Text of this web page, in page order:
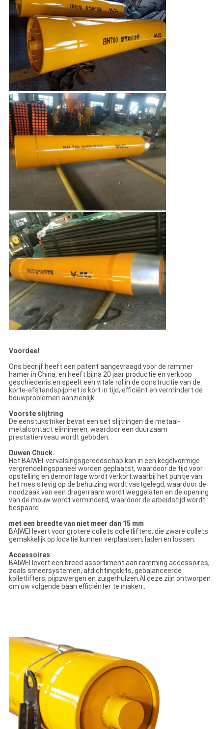
Voordeel
Ons bedrijf heeft een patent aangevraagd voor de rammer
hamer in China, en heeft bijna 20 jaar productie en verkoop
geschiedenis.en speelt een vitale rol in de constructie van de
korte-afstandspijpHet is kort in tijd, efficiënt en vermindert de
bouwproblemen aanzienlijk.
Voorste slijtring
De eenstukstriker bevat een set slijtringen die metaal-
metalcontact elimineren, waardoor een duurzaam
prestatieniveau wordt geboden.
Duwen Chuck.
Het BAIWEI-vervalsingsgereedschap kan in een kegelvormige
vergrendelingspaneel worden geplaatst, waardoor de tijd voor
opstelling en demontage wordt verkort.waarbij het puntje van
het mes stevig op de behuizing wordt vastgelegd, waardoor de
noodzaak van een dragerraam wordt weggelaten en de opening
van de mouw wordt verminderd, waardoor de arbeidstijd wordt
bespaard.
met een breedte van niet meer dan 15 mm
BAIWEI levert voor grotere collets colletlifters, die zware collets
gemakkelijk op locatie kunnen verplaatsen, laden en lossen.
Accessoires
BAIWEI levert een breed assortiment aan ramming accessoires,
zoals smeersystemen, afdichtingskits, gebalanceerde
kolletlifters, pijpzwergen en zuigerhulzen.Al deze zijn ontworpen
om uw volgende baan efficiënter te maken..